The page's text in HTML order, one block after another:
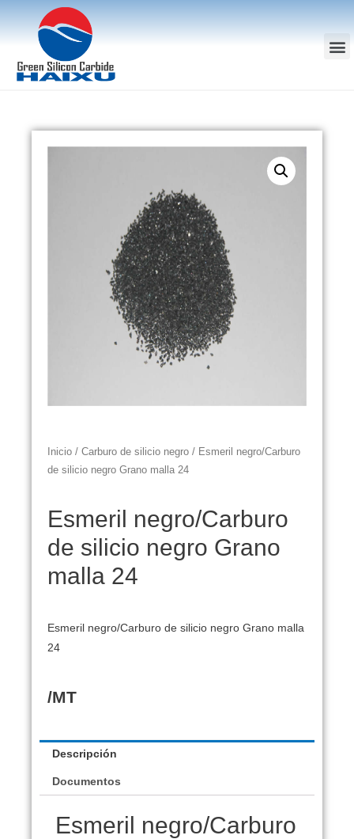
Inicio / Carburo de silicio negro / Esmeril negro/Carburo
de silicio negro Grano malla 24
Esmeril negro/Carburo
de silicio negro Grano
malla 24
Esmeril negro/Carburo de silicio negro Grano malla
24
/MT
Descripción
Documentos
Esmeril negro/Carburo